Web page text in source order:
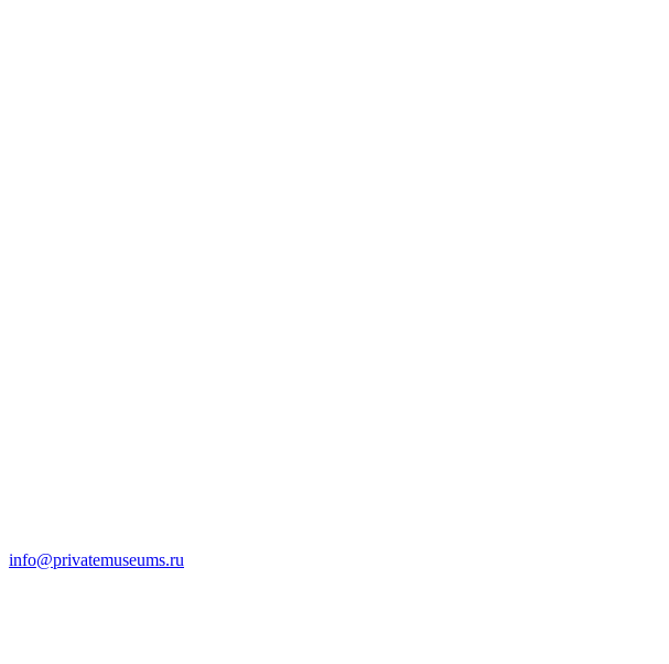
info@privatemuseums.ru